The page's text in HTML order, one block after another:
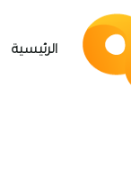
الرئيسية